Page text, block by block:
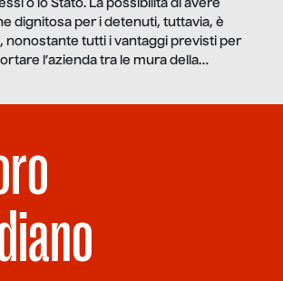
o lo Stato. La possibilità di avere
dignitosa per i detenuti, tuttavia, è
nonostante tutti i vantaggi previsti per
l’azienda tra le mura della